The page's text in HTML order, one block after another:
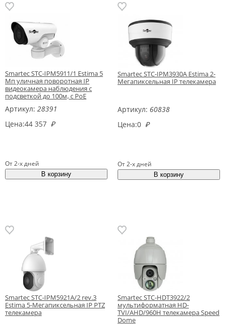
Smartec STC-IPM5911/1 Estima 5
Мп уличная поворотная IP
видеокамера наблюдения с
подсветкой до 100м, c PoE
Артикул: 28391
Цена:44 357 ₽
От 2-х дней
Smartec STC-IPM3930A Estima 2-
Мегапиксельная IP телекамера
Артикул: 60838
Цена:0 ₽
От 2-х дней
Smartec STC-IPM5921A/2 rev.3
Estima 5-Мегапиксельная IP PTZ
телекамера
Smartec STC-HDT3922/2
мультиформатная HD-
TVI/AHD/960H телекамера Speed
Dome